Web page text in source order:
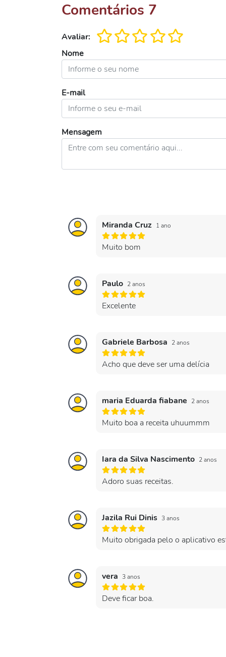
Comentários 7
Avaliar:
Nome
E-mail
Mensagem
Miranda Cruz 1 ano
Muito bom
Paulo 2 anos
Excelente
Gabriele Barbosa 2 anos
Acho que deve ser uma delícia
maria Eduarda fiabane 2 anos
Muito boa a receita uhuummm
Iara da Silva Nascimento 2 anos
Adoro suas receitas.
Jazila Rui Dinis 3 anos
Muito obrigada pelo o aplicativo
vera 3 anos
Deve ficar boa.